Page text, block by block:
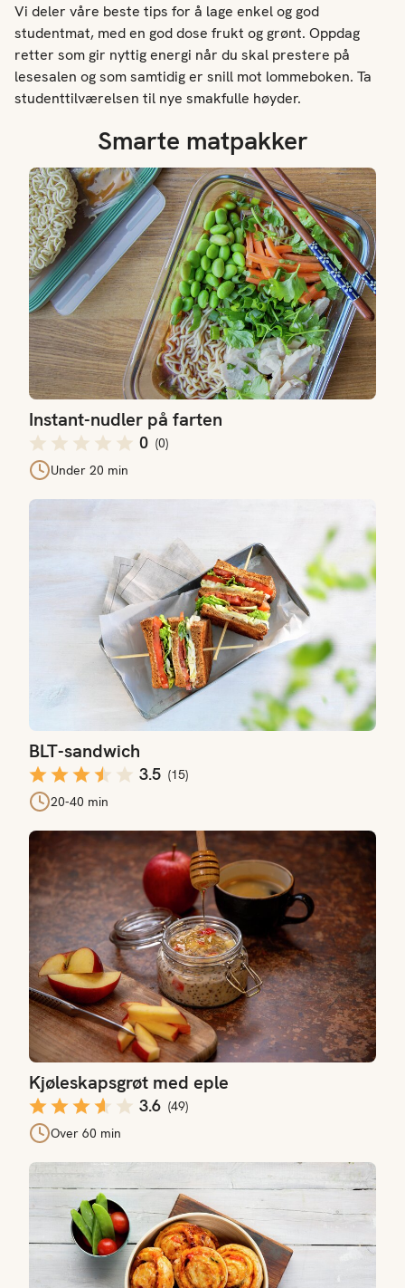
Vi deler våre beste tips for å lage enkel og god
studentmat, med en god dose frukt og grønt. Oppdag
retter som gir nyttig energi når du skal prestere på
lesesalen og som samtidig er snill mot lommeboken. Ta
studenttilværelsen til nye smakfulle høyder.
Smarte matpakker
Instant-nudler på farten
0 (0)
Under 20 min
Instant-nudler på farten
BLT-sandwich
3.5 (15)
20-40 min
BLT-sandwich
Kjøleskapsgrøt med eple
3.6 (49)
Over 60 min
Kjøleskapsgrøt med eple
Pizzasnurrer med grønnsaksfyll